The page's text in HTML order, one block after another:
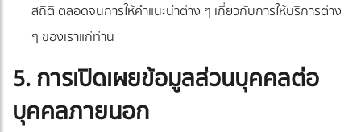
สถิติ ตลอดจนการให้คำแนะนำต่าง ๆ เกี่ยวกับการให้บริการต่าง
ๆ ของเราแก่ท่าน
5. การเปิดเผยข้อมูลส่วนบุคคลต่อ
บุคคลภายนอก